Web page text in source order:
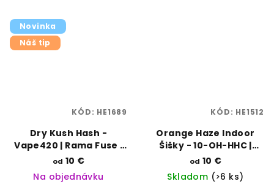
Novinka
Náš tip
Dry Kush Hash -
Vape420 | Rama Fuse |
Vaporama
od 10 €
Na objednávku
KÓD: HE1689
Orange Haze Indoor
Šišky - 10-OH-HHC |
Rama Fuse | Vaporama
od 10 €
Skladom (>6 ks)
KÓD: HE1512